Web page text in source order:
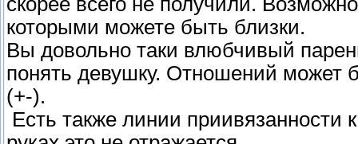
которыми можете быть близки.
Вы довольно таки влюбчивый
понять девушку. Отношений может
(+-).
Есть также линии приивязанности